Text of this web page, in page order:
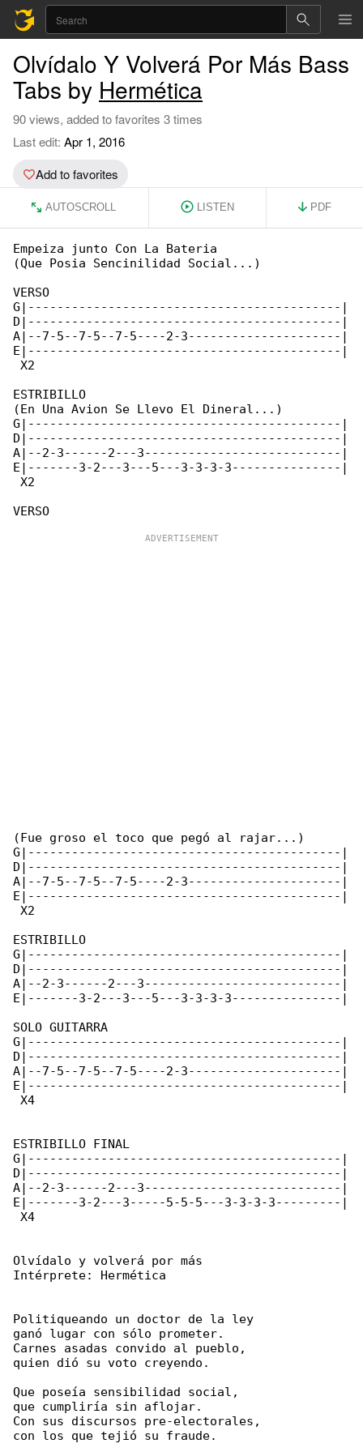
Olvídalo Y Volverá Por Más Bass
Tabs by Hermética
90 views, added to favorites 3 times
Last edit: Apr 1, 2016
Add to favorites
AUTOSCROLL LISTEN PDF
Empeiza junto Con La Bateria
(Que Posia Sencinilidad Social...)
VERSO
G|-------------------------------------------|
D|-------------------------------------------|
A|--7-5--7-5--7-5----2-3---------------------|
E|-------------------------------------------|
X2
ESTRIBILLO
(En Una Avion Se Llevo El Dineral...)
G|-------------------------------------------|
D|-------------------------------------------|
A|--2-3------2---3---------------------------|
E|-------3-2---3---5---3-3-3-3---------------|
X2
(Fue groso el toco que pegó al rajar...)
G|-------------------------------------------|
D|-------------------------------------------|
A|--7-5--7-5--7-5----2-3---------------------|
E|-------------------------------------------|
X2
ESTRIBILLO
G|-------------------------------------------|
D|-------------------------------------------|
A|--2-3------2---3---------------------------|
E|-------3-2---3---5---3-3-3-3---------------|
SOLO GUITARRA
G|-------------------------------------------|
D|-------------------------------------------|
A|--7-5--7-5--7-5----2-3---------------------|
E|-------------------------------------------|
X4
ESTRIBILLO FINAL
G|-------------------------------------------|
D|-------------------------------------------|
A|--2-3------2---3---------------------------|
E|-------3-2---3-----5-5-5---3-3-3-3---------|
X4
Olvídalo y volverá por más
Intérprete: Hermética
Politiqueando un doctor de la ley
ganó lugar con sólo prometer.
Carnes asadas convido al pueblo,
quien dió su voto creyendo.
Que poseía sensibilidad social,
que cumpliría sin aflojar.
Con sus discursos pre-electorales,
con los que tejió su fraude.